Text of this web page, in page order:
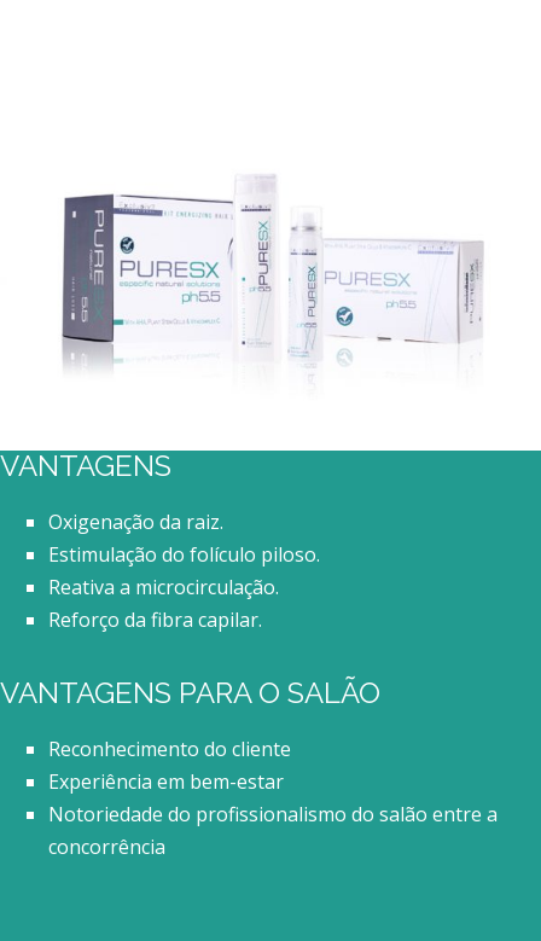
VANTAGENS
Oxigenação da raiz.
Estimulação do folículo piloso.
Reativa a microcirculação.
Reforço da fibra capilar.
VANTAGENS PARA O SALÃO
Reconhecimento do cliente
Experiência em bem-estar
Notoriedade do profissionalismo do salão entre a
concorrência